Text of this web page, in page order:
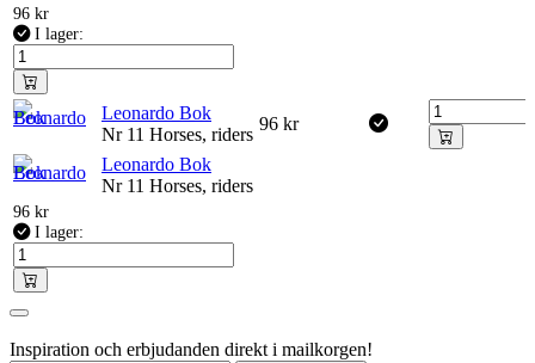
96 kr
I lager:
Leonardo Bok
Nr 11 Horses, riders
96 kr
Leonardo Bok
Nr 11 Horses, riders
96 kr
I lager:
Inspiration och erbjudanden direkt i mailkorgen!